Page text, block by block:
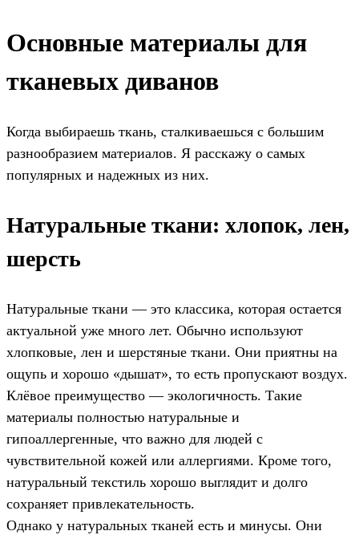
Основные материалы для
тканевых диванов
Когда выбираешь ткань, сталкиваешься с большим
разнообразием материалов. Я расскажу о самых
популярных и надежных из них.
Натуральные ткани: хлопок, лен,
шерсть
Натуральные ткани — это классика, которая остается
актуальной уже много лет. Обычно используют
хлопковые, лен и шерстяные ткани. Они приятны на
ощупь и хорошо «дышат», то есть пропускают воздух.
Клёвое преимущество — экологичность. Такие
материалы полностью натуральные и
гипоаллергенные, что важно для людей с
чувствительной кожей или аллергиями. Кроме того,
натуральный текстиль хорошо выглядит и долго
сохраняет привлекательность.
Однако у натуральных тканей есть и минусы. Они